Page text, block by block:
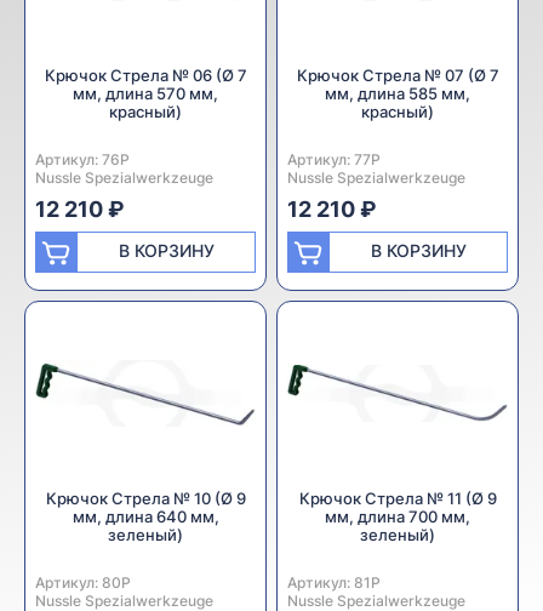
Крючок Стрела № 06 (Ø 7
мм, длина 570 мм,
красный)
Артикул: 76P
Производитель:
Nussle Spezialwerkzeuge
12 210 ₽
В КОРЗИНУ
Крючок Стрела № 07 (Ø 7
мм, длина 585 мм,
красный)
Артикул: 77P
Производитель:
Nussle Spezialwerkzeuge
12 210 ₽
В КОРЗИНУ
Крючок Стрела № 10 (Ø 9
мм, длина 640 мм,
зеленый)
Артикул: 80P
Производитель:
Nussle Spezialwerkzeuge
Крючок Стрела № 11 (Ø 9
мм, длина 700 мм,
зеленый)
Артикул: 81P
Производитель:
Nussle Spezialwerkzeuge